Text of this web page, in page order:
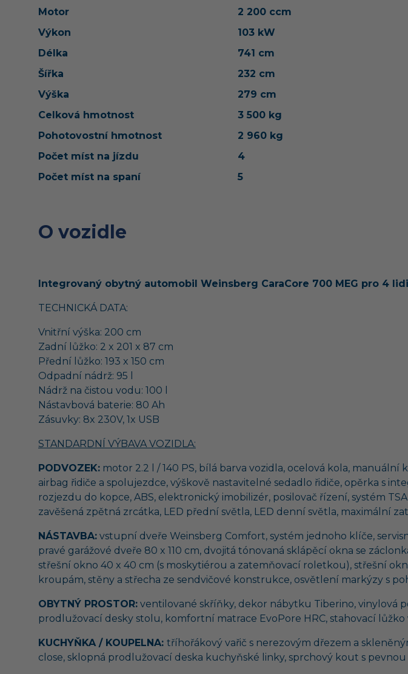
Motor
2 200 ccm
Výkon
103 kW
Délka
741 cm
Šířka
232 cm
Výška
279 cm
Celková hmotnost
3 500 kg
Pohotovostní hmotnost
2 960 kg
Počet míst na jízdu
4
Počet míst na spaní
5
O vozidle
Integrovaný obytný automobil Weinsberg CaraCore 700 MEG pro 4
TECHNICKÁ DATA:
Vnitřní výška: 200 cm
Zadní lůžko: 2 x 201 x 87 cm
Přední lůžko: 193 x 150 cm
Odpadní nádrž: 95 l
Nádrž na čistou vodu: 100 l
Nástavbová baterie: 80 Ah
Zásuvky: 8x 230V, 1x USB
STANDARDNÍ VÝBAVA VOZIDLA:
PODVOZEK: motor 2.2 l / 140 PS, bílá barva vozidla, ocelová kola,
airbag řidiče a spolujezdce, výškově nastavitelné sedadlo řidiče, opěrka s
rozjezdu do kopce, ABS, elektronický imobilizér, posilovač řízení, systém
zavěšená zpětná zrcátka, LED přední světla, LED denní světla, maximální
NÁSTAVBA: vstupní dveře Weinsberg Comfort, systém jednoho klíče,
pravé garážové dveře 80 x 110 cm, dvojitá tónovaná sklápěcí okna se
střešní okno 40 x 40 cm (s moskytiérou a zatemňovací roletkou), střešní
kroupám, stěny a střecha ze sendvičové konstrukce, osvětlení markýzy s
OBYTNÝ PROSTOR: ventilované skříňky, dekor nábytku Tiberino, vinylová
prodlužovací desky stolu, komfortní matrace EvoPore HRC, stahovací
KUCHYŇKA / KOUPELNA: tříhořákový vařič s nerezovým dřezem a
close, sklopná prodlužovací deska kuchyňské linky, sprchový kout s